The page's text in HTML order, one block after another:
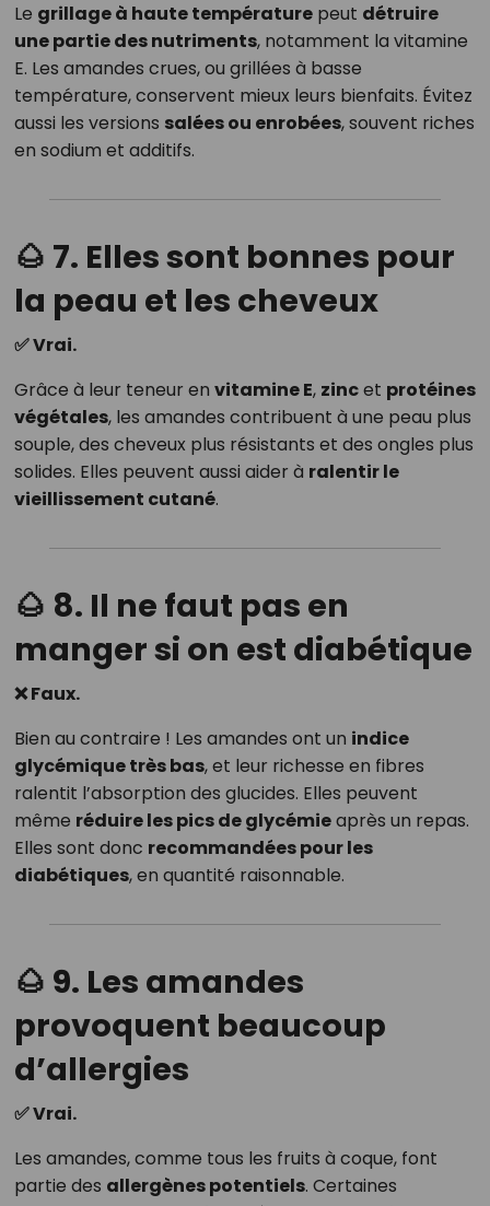
Le grillage à haute températurepeut détruire
une partie des nutriments, notamment la vitamine
E. Les amandes crues, ou grillées à basse
température, conservent mieux leurs bienfaits. Évitez
aussi les versions salées ou enrobées, souvent riches
en sodium et additifs.
🌰 7. Elles sont bonnes pour
la peau et les cheveux
✅ Vrai.
Grâce à leur teneur en vitamine E, zincet protéines
végétales, les amandes contribuent à une peau plus
souple, des cheveux plus résistants et des ongles plus
solides. Elles peuvent aussi aider à ralentir le
vieillissement cutané.
🌰 8. Il ne faut pas en
manger si on est diabétique
❌ Faux.
Bien au contraire ! Les amandes ont un indice
glycémique très bas, et leur richesse en fibres
ralentit l’absorption des glucides. Elles peuvent
même réduire les pics de glycémieaprès un repas.
Elles sont donc recommandées pour les
diabétiques, en quantité raisonnable.
🌰 9. Les amandes
provoquent beaucoup
d’allergies
✅ Vrai.
Les amandes, comme tous les fruits à coque, font
partie des allergènes potentiels. Certaines